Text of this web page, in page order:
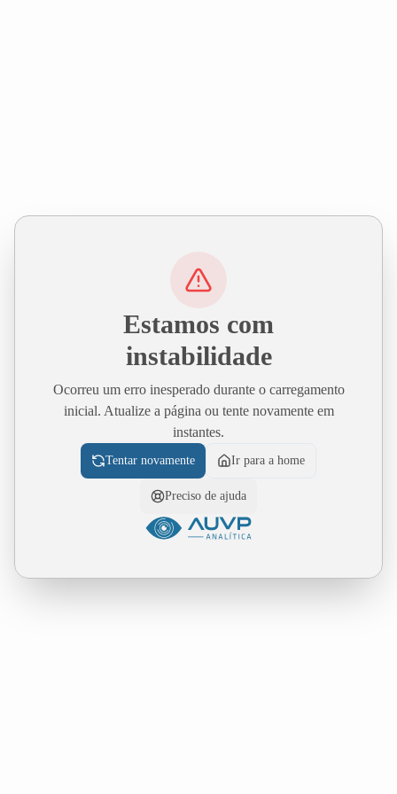
Estamos com
instabilidade
Ocorreu um erro inesperado durante o carregamento
inicial. Atualize a página ou tente novamente em
instantes.
Tentar novamente Ir para a home
Preciso de ajuda